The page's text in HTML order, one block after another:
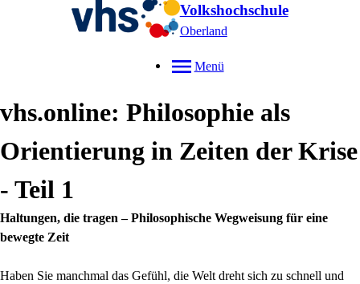
Volkshochschule
Oberland
Menü
vhs.online: Philosophie als
Orientierung in Zeiten der Krise
- Teil 1
Haltungen, die tragen – Philosophische Wegweisung für eine
bewegte Zeit
Haben Sie manchmal das Gefühl, die Welt dreht sich zu schnell und